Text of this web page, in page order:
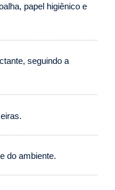
papel higiênico e
seguindo a
do ambiente.